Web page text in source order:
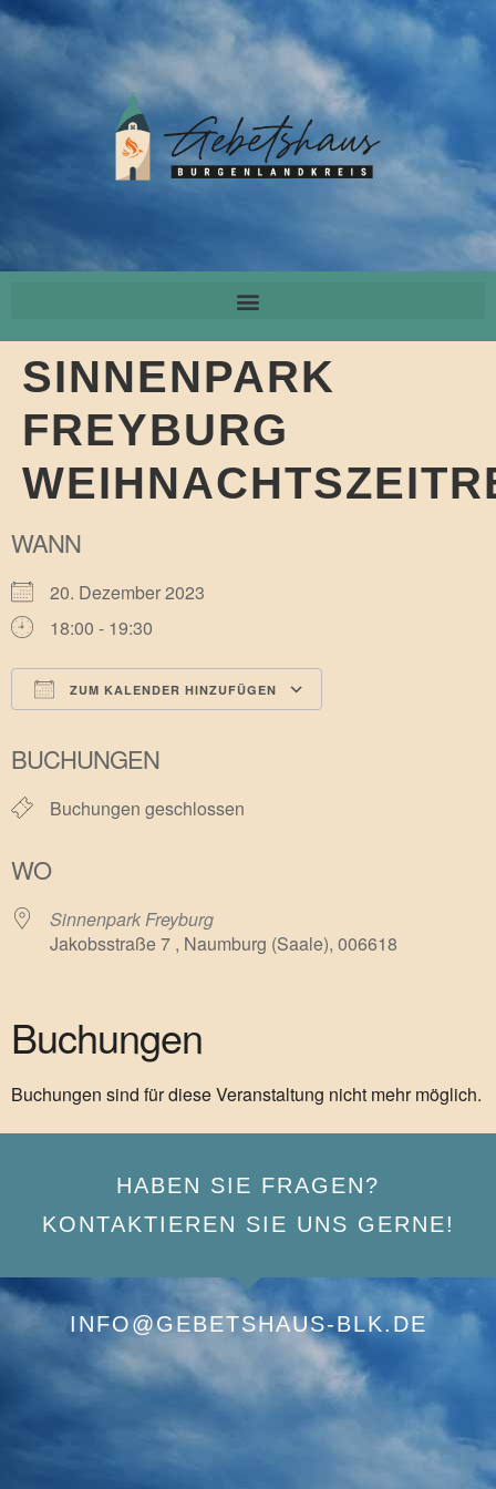
SINNENPARK
FREYBURG
WANN
20. Dezember 2023
18:00 - 19:30
ZUM KALENDER HINZUFÜGEN
BUCHUNGEN
Buchungen geschlossen
WO
Sinnenpark Freyburg
Jakobsstraße 7 , Naumburg (Saale), 006618
Buchungen
Buchungen sind für diese Veranstaltung nicht mehr möglich.
HABEN SIE FRAGEN?
KONTAKTIEREN SIE UNS GERNE!
INFO@GEBETSHAUS-BLK.DE